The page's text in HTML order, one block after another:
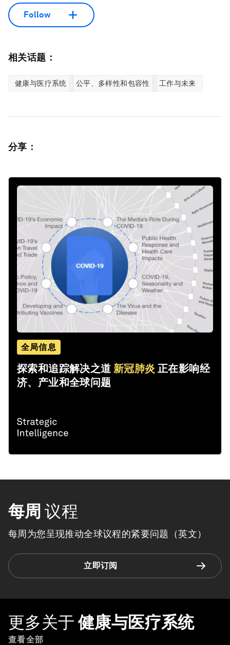
Follow
相关话题：
健康与医疗系统 公平、多样性和包容性 工作与未来
分享：
全局信息
探索和追踪解决之道新冠肺炎 正在影响经
济、产业和全球问题
每周 议程
每周为您呈现推动全球议程的紧要问题（英文）
立即订阅
更多关于 健康与医疗系统
查看全部